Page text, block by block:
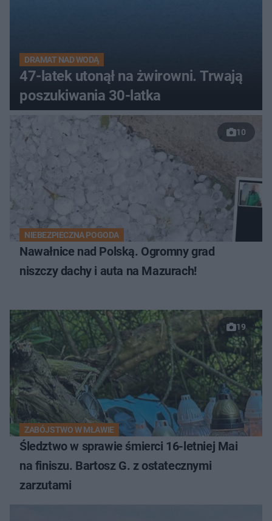
DRAMAT NAD WODĄ
47-latek utonął na żwirowni. Trwają
poszukiwania 30-latka
10
NIEBEZPIECZNA POGODA
Nawałnice nad Polską. Ogromny grad
niszczy dachy i auta na Mazurach!
19
ZABÓJSTWO W MŁAWIE
Śledztwo w sprawie śmierci 16-letniej Mai
na finiszu. Bartosz G. z ostatecznymi
zarzutami